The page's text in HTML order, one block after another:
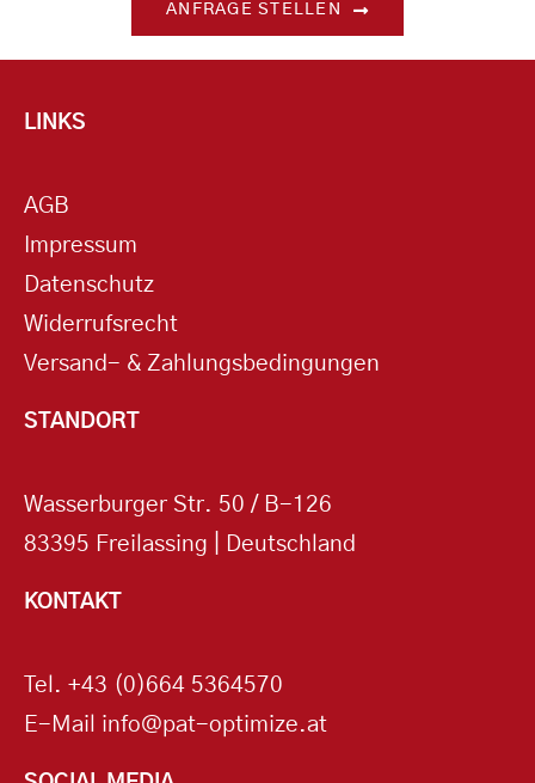
ANFRAGE STELLEN
LINKS
AGB
Impressum
Datenschutz
Widerrufsrecht
Versand- & Zahlungsbedingungen
STANDORT
Wasserburger Str. 50 / B-126
83395 Freilassing | Deutschland
KONTAKT
Tel. +43 (0)664 5364570
E-Mail info@pat-optimize.at